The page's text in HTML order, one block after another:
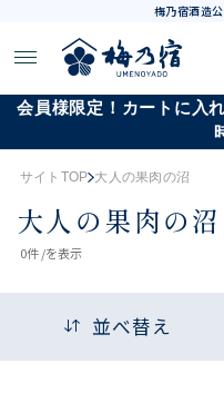
梅乃宿酒造
会員様限定！カートに入
サイトTOP 大人の果肉の沼
大人の果肉の沼
0件 /を表示
並べ替え